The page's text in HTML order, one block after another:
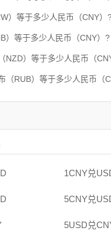
）等于多少人民币（CNY）
）等于多少人民币（CNY）?
NZD）等于多少人民币（
（RUB）等于多少人民币（
1CNY兑
5CNY兑
5USD兑